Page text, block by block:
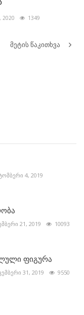
2020 1349
მეტის წაკითხვა
4, 2019
21, 2019 10093
ფიგურა
31, 2019 9550